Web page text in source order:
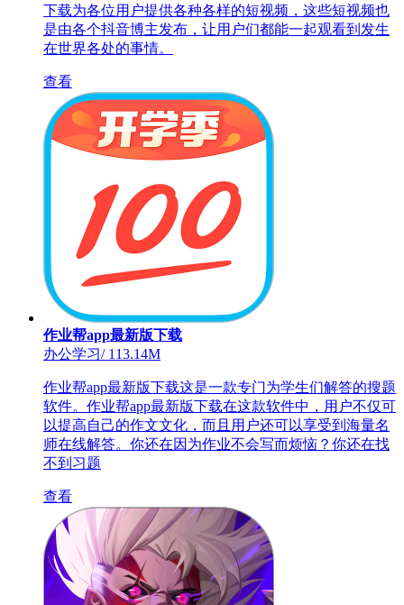
下载为各位用户提供各种各样的短视频，这些短视频也
是由各个抖音博主发布，让用户们都能一起观看到发生
在世界各处的事情。
查看
作业帮app最新版下载
办公学习/113.14M
作业帮app最新版下载这是一款专门为学生们解答的搜题
软件。作业帮app最新版下载在这款软件中，用户不仅可
以提高自己的作文文化，而且用户还可以享受到海量名
师在线解答。你还在因为作业不会写而烦恼？你还在找
不到习题
查看